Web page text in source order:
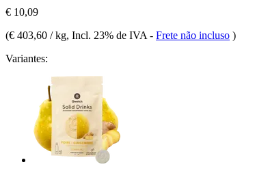
€ 10,09
(€ 403,60 / kg, Incl. 23% de IVA - Frete não incluso )
Variantes: